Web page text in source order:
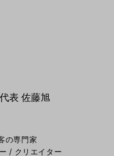
表 佐藤旭
の専門家
/ クリエイター